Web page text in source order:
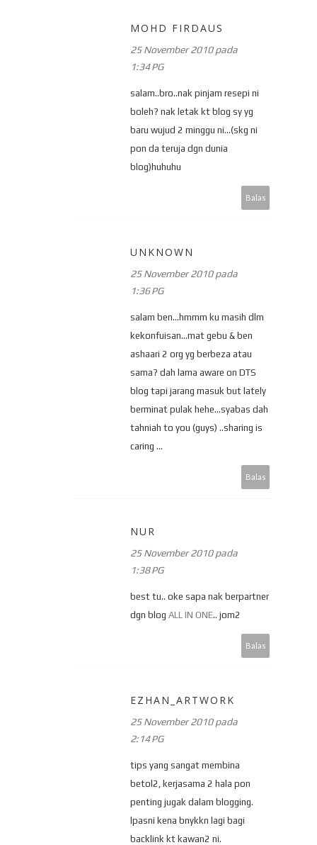
MOHD FIRDAUS
25 November 2010 pada
1:34 PG
salam..bro..nak pinjam resepi ni
boleh? nak letak kt blog sy yg
baru wujud 2 minggu ni...(skg ni
pon da teruja dgn dunia
blog)huhuhu
Balas
UNKNOWN
25 November 2010 pada
1:36 PG
salam ben...hmmm ku masih dlm
kekonfuisan...mat gebu & ben
ashaari 2 org yg berbeza atau
sama? dah lama aware on DTS
blog tapi jarang masuk but lately
berminat pulak hehe...syabas dah
tahniah to you (guys) ..sharing is
caring ...
Balas
NUR
25 November 2010 pada
1:38 PG
best tu.. oke sapa nak berpartner
dgn blog ALL IN ONE.. jom2
Balas
EZHAN_ARTWORK
25 November 2010 pada
2:14 PG
tips yang sangat membina
betol2, kerjasama 2 hala pon
penting jugak dalam blogging.
lpasni kena bnykkn lagi bagi
backlink kt kawan2 ni.